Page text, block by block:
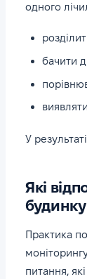
одного
бачити
У
Які
будинку
Практика
питання,